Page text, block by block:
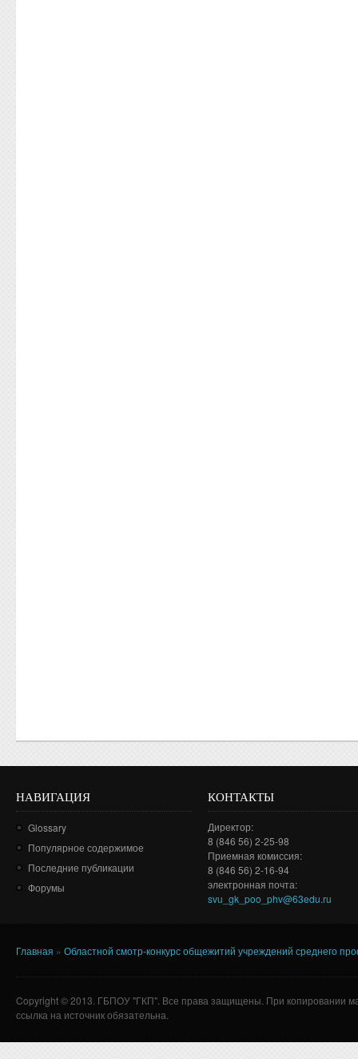
НАВИГАЦИЯ
Glossary
Популярное содержимое
Последние публикации
Форумы
КОНТАКТЫ
Директор:
8 (846 56) 2-25-98
Приемная комиссия:
8 (846 56) 2-16-94
электронная почта:
svu_gk_poo_phv@63edu.ru
Вы здесь
Главная » Областной смотр-конкурс общежитий учреждений среднего
Copyright © 2013. ГБПОУ "ГКП". Все права защищены. При копировании
ссылка на источник обязательна.